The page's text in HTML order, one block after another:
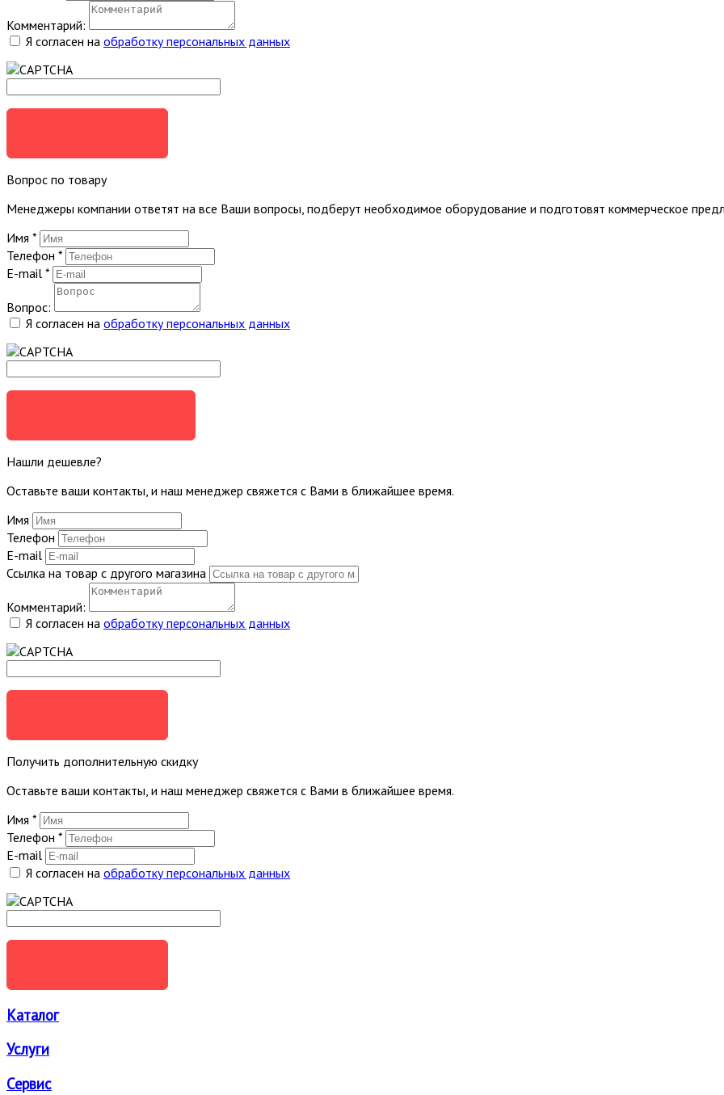
Комментарий:
Я согласен на обработку персональных данных
Вопрос по товару
Менеджеры компании ответят на все Ваши вопросы, подберут необходимое оборудование и подготовят коммерческое
Имя *
Телефон *
E-mail *
Вопрос:
Я согласен на обработку персональных данных
Нашли дешевле?
Оставьте ваши контакты, и наш менеджер свяжется с Вами в ближайшее время.
Имя
Телефон
E-mail
Ссылка на товар с другого магазина
Комментарий:
Я согласен на обработку персональных данных
Получить дополнительную скидку
Оставьте ваши контакты, и наш менеджер свяжется с Вами в ближайшее время.
Имя *
Телефон *
E-mail
Я согласен на обработку персональных данных
Каталог
Услуги
Сервис